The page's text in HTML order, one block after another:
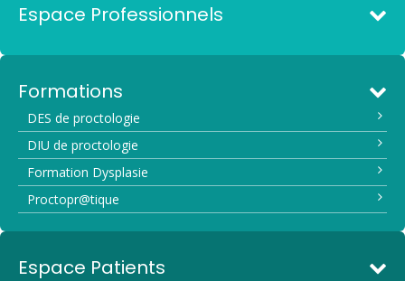
Espace Professionnels
Formations
DES de proctologie
DIU de proctologie
Formation Dysplasie
Proctopr@tique
Espace Patients